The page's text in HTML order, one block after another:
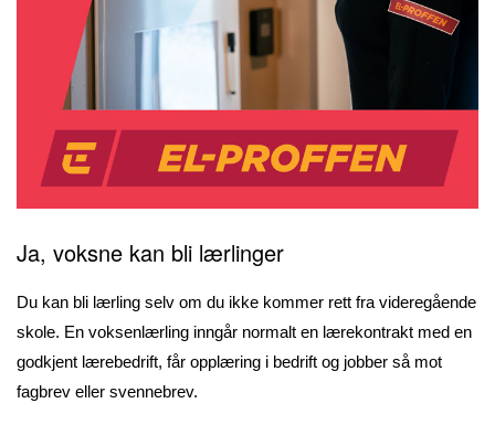
Ja, voksne kan bli lærlinger
Du kan bli lærling selv om du ikke kommer rett fra videregående
skole. En voksenlærling inngår normalt en lærekontrakt med en
godkjent lærebedrift, får opplæring i bedrift og jobber så mot
fagbrev eller svennebrev.